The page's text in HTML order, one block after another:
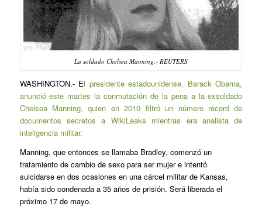
La soldado Chelsea Manning.- REUTERS
WASHINGTON.- El presidente estadounidense, Barack Obama,
anunció este martes la conmutación de la pena a la exsoldado
Chelsea Manning, quien en 2010 filtró un número récord de
documentos secretos a WikiLeaks mientras era analista de
inteligencia militar.
Manning, que entonces se llamaba Bradley, comenzó un
tratamiento de cambio de sexo para ser mujer e intentó
suicidarse en dos ocasiones en una cárcel militar de Kansas,
había sido condenada a 35 años de prisión. Será liberada el
próximo 17 de mayo.